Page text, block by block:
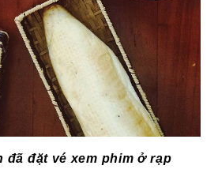
đã đặt vé xem phim ởrạp